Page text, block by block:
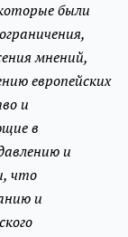
были
мнений,
европейских
и
в
и
что
и